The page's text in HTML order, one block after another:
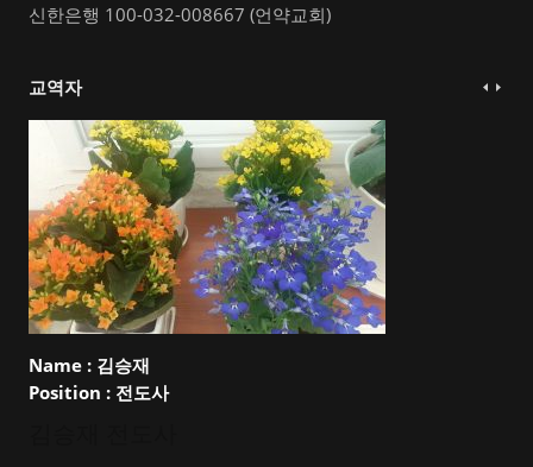
신한은행 100-032-008667 (언약교회)
교역자
Name : 김승재
Position : 전도사